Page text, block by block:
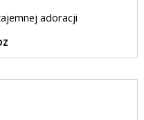
adoracji